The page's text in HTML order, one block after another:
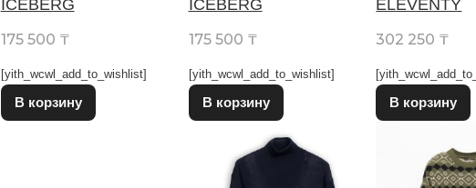
ICEBERG
175 500 ₸
[yith_wcwl_add_to_wishlist]
В корзину Этот товар имеет несколько вариаций. Опции можно
ICEBERG
175 500 ₸
[yith_wcwl_add_to_wishlist]
В корзину Этот товар имеет несколько
ELEVENTY
302 250 ₸
В корзину